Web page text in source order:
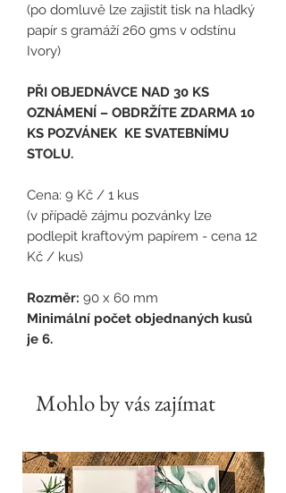
(po domluvě lze zajistit tisk na hladký
papír s gramáží 260 gms v odstínu
Ivory)
PŘI OBJEDNÁVCE NAD 30 KS
OZNÁMENÍ – OBDRŽÍTE ZDARMA 10
KS POZVÁNEK KE SVATEBNÍMU
STOLU.
Cena: 9 Kč / 1 kus
(v případě zájmu pozvánky lze
podlepit kraftovým papírem - cena 12
Kč / kus)
Rozměr: 90 x 60 mm
Minimální počet objednaných kusů
je 6.
Mohlo by vás zajímat